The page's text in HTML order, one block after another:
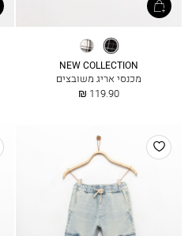
שחור אריג
משובץ
NEW COLLECTION
מכנסי אריג משובצים
החל
119.90 ₪
הוסף
למועדפים